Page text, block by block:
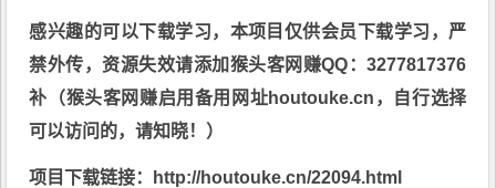
感兴趣的可以下载学习，本项目仅供会员下载学习，严
禁外传，资源失效请添加猴头客网赚QQ：3277817376
补（猴头客网赚启用备用网址houtouke.cn，自行选择
可以访问的，请知晓！）
项目下载链接：http://houtouke.cn/22094.html